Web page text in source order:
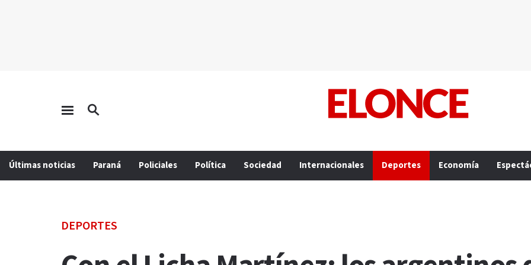
Últimas noticias Paraná Policiales Política Sociedad Internacionales Deportes Economía
DEPORTES